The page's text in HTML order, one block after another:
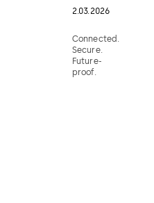
2.03.2026
Connected.
Secure.
Future-
proof.